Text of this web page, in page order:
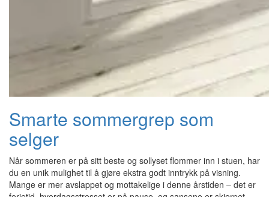
Smarte sommergrep som
selger
Når sommeren er på sitt beste og sollyset flommer inn i stuen, har
du en unik mulighet til å gjøre ekstra godt inntrykk på visning.
Mange er mer avslappet og mottakelige i denne årstiden – det er